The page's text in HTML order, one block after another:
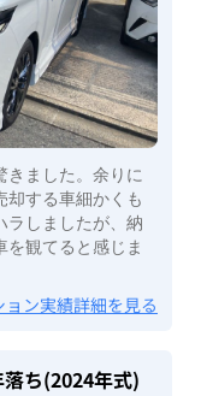
きました。余りに
却する車細かくも
ラしましたが、納
観てると感じま
ョン実績詳細を見る
ち(2024年式)